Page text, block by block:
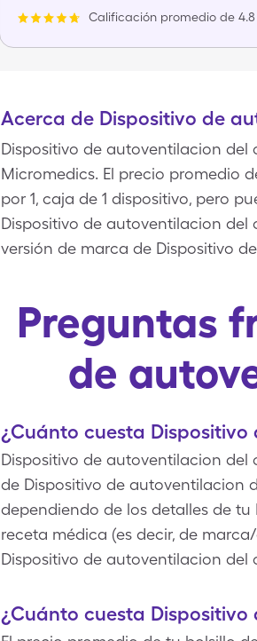
Calificación promedio de 4.8
Acerca de Dispositivo de
Dispositivo de autoventilacion del
Micromedics. El precio promedio
por 1, caja de 1 dispositivo, pero
Dispositivo de autoventilacion del
versión de marca de Dispositivo
Preguntas
de
¿Cuánto cuesta
Dispositivo de autoventilacion del
de Dispositivo de autoventilacion
dependiendo de los detalles de
receta médica (es decir, de
Dispositivo de autoventilacion
¿Cuánto cuesta